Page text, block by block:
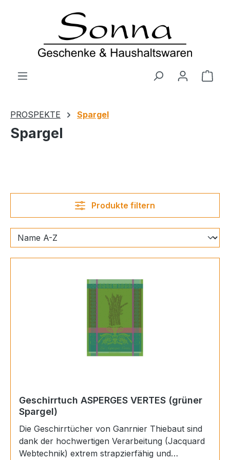
Zum Hauptinhalt springen
PROSPEKTE Spargel
Spargel
Produkte filtern
Geschirrtuch ASPERGES VERTES (grüner
Spargel)
Die Geschirrtücher von Ganrnier Thiebaut sind
dank der hochwertigen Verarbeitung (Jacquard
Webtechnik) extrem strapzierfähig und